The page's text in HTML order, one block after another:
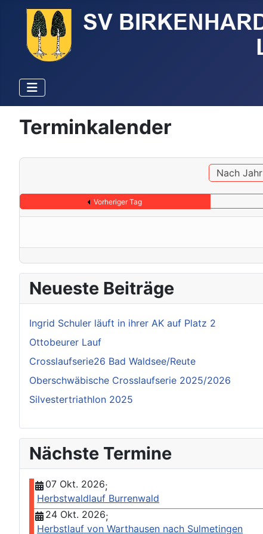
Terminkalender
Nach Jahr
Vorheriger Tag
Neueste Beiträge
Ingrid Schuler läuft in ihrer AK auf Platz 2
Ottobeurer Lauf
Crosslaufserie26 Bad Waldsee/Reute
Oberschwäbische Crosslaufserie 2025/2026
Silvestertriathlon 2025
Nächste Termine
07 Okt. 2026;
Herbstwaldlauf Burrenwald
24 Okt. 2026;
Herbstlauf von Warthausen nach Sulmetingen